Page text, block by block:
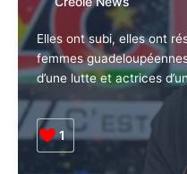
une
année
de
chaos.
2026,
on
refait
le
match
Es Fanm
doubout ?
Laisser un commentaire
Creole News
Elles ont subi, elles ont
femmes